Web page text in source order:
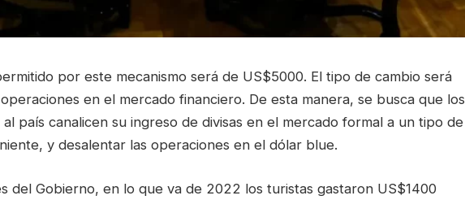
por este mecanismo será de US$5000. El tipo de cambio será
en el mercado financiero. De esta manera, se busca que los
país canalicen su ingreso de divisas en el mercado formal a un tipo de
y desalentar las operaciones en el dólar blue.
del Gobierno, en lo que va de 2022 los turistas gastaron US$1400